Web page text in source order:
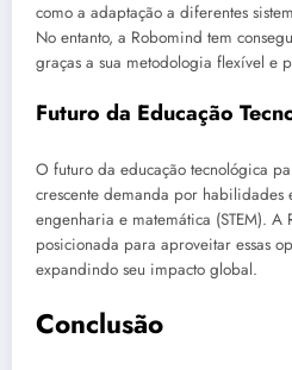
como a adaptação a diferentes
No entanto, a Robomind tem
graças a sua metodologia flexível e
Futuro da Educação
O futuro da educação tecnológica
crescente demanda por habilidades
engenharia e matemática (STEM). A
posicionada para aproveitar essas
expandindo seu impacto global.
Conclusão